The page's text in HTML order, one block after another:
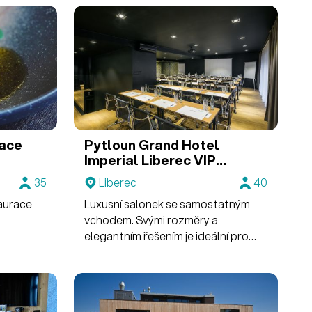
35
Pytloun Grand Hotel
Imperial LiberecVIP
salonek
Liberec
40
Luxusní salonek se samostatným
vchodem. Svými rozměry a
elegantním řešením je ideální pro